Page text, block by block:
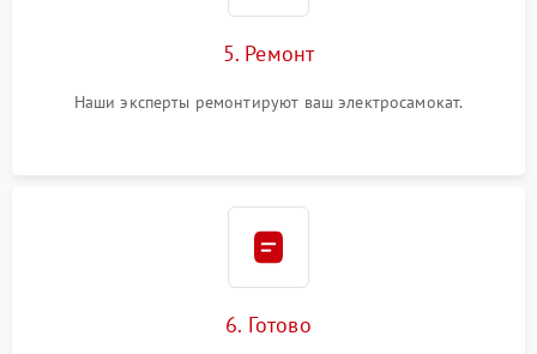
5. Ремонт
Наши эксперты ремонтируют ваш электросамокат.
6. Готово